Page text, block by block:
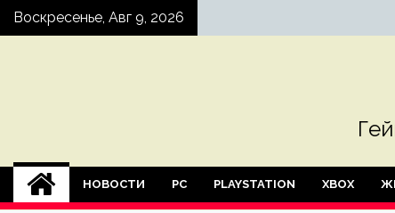
SkipВоскресенье, Авг 9, 2026
НОВОСТИ PC PLAYSTATION XBOX